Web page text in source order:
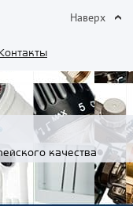
Контакты
Наверх
качества